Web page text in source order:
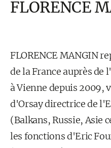
FLORENCE
FLORENCE MANGIN
de la France auprès de
à Vienne depuis 2009,
d'Orsay directrice de
(Balkans, Russie, Asie
les fonctions d'Eric